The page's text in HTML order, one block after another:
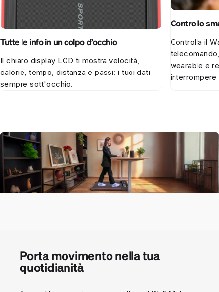
Tutte le info in un colpo d’occhio
Il chiaro display LCD ti mostra velocità,
calorie, tempo, distanza e passi: i tuoi dati
sempre sott'occhio.
Controllo
Controlla il
wearable e
interrompere
Porta movimento nella tua
quotidianità